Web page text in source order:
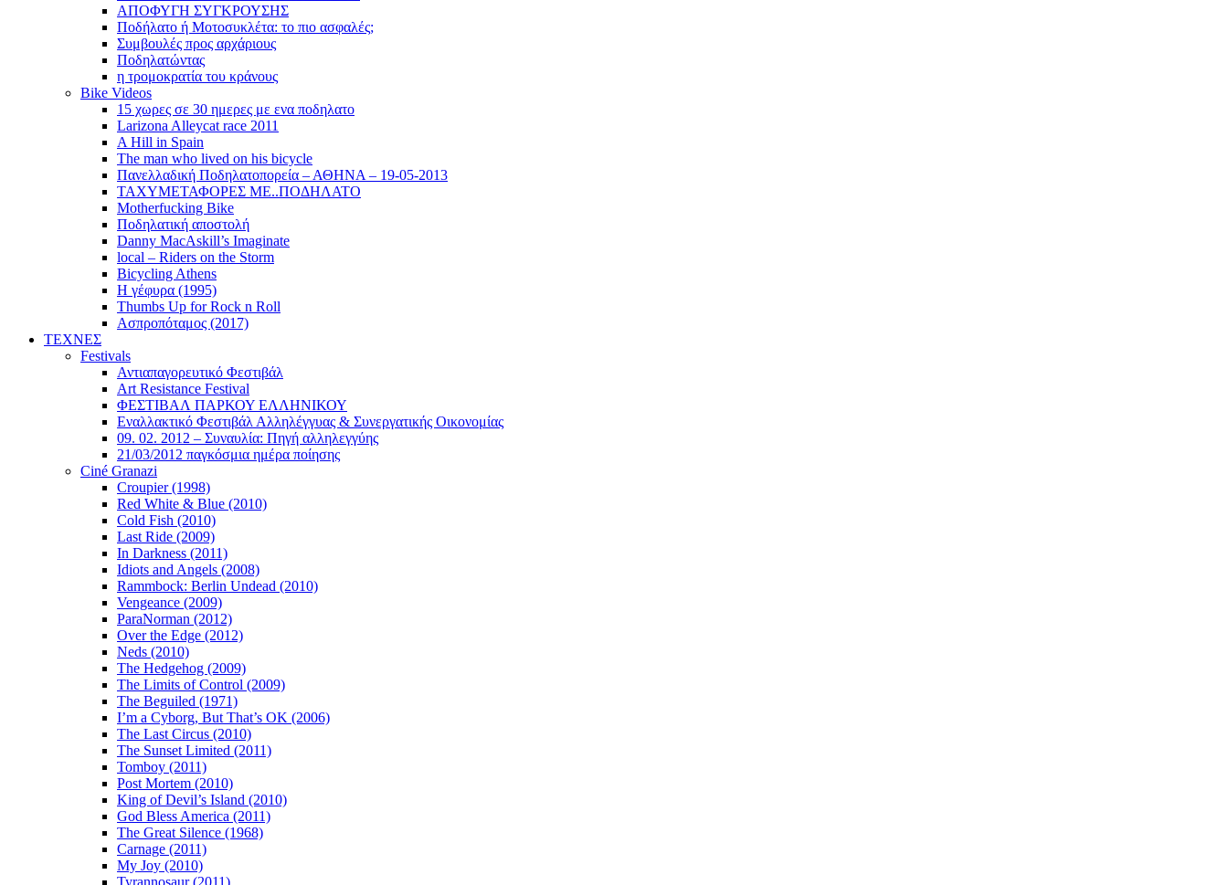
ΑΠΟΦΥΓΗ ΣΥΓΚΡΟΥΣΗΣ
Ποδήλατο ή Μοτοσυκλέτα: το πιο ασφαλές;
Συμβουλές προς αρχάριους
Ποδηλατώντας
η τρομοκρατία του κράνους
Bike Videos
15 χωρες σε 30 ημερες με ενα ποδηλατο
Larizona Alleycat race 2011
A Hill in Spain
The man who lived on his bicycle
Πανελλαδική Ποδηλατοπορεία – ΑΘΗΝΑ – 19-05-2013
ΤΑΧΥΜΕΤΑΦΟΡΕΣ ΜΕ..ΠΟΔΗΛΑΤΟ
Motherfucking Bike
Ποδηλατική αποστολή
Danny MacAskill’s Imaginate
local – Riders on the Storm
Bicycling Athens
Η γέφυρα (1995)
Thumbs Up for Rock n Roll
Ασπροπόταμος (2017)
ΤΕΧΝΕΣ
Festivals
Αντιαπαγορευτικό Φεστιβάλ
Art Resistance Festival
ΦΕΣΤΙΒΑΛ ΠΑΡΚΟΥ ΕΛΛΗΝΙΚΟΥ
Εναλλακτικό Φεστιβάλ Αλληλέγγυας & Συνεργατικής Οικονομίας
09. 02. 2012 – Συναυλία: Πηγή αλληλεγγύης
21/03/2012 παγκόσμια ημέρα ποίησης
Ciné Granazi
Croupier (1998)
Red White & Blue (2010)
Cold Fish (2010)
Last Ride (2009)
In Darkness (2011)
Idiots and Angels (2008)
Rammbock: Berlin Undead (2010)
Vengeance (2009)
ParaNorman (2012)
Over the Edge (2012)
Neds (2010)
The Hedgehog (2009)
The Limits of Control (2009)
The Beguiled (1971)
I’m a Cyborg, But That’s OK (2006)
The Last Circus (2010)
The Sunset Limited (2011)
Tomboy (2011)
Post Mortem (2010)
King of Devil’s Island (2010)
God Bless America (2011)
The Great Silence (1968)
Carnage (2011)
My Joy (2010)
Tyrannosaur (2011)